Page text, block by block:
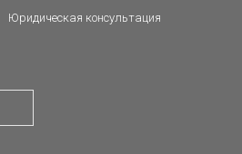
Юридическая консультация